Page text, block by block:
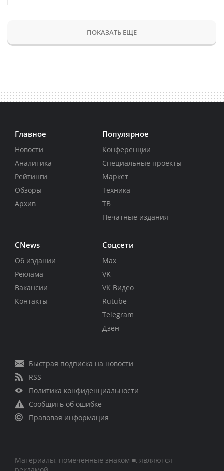
ПОКАЗАТЬ ЕЩЕ
Главное
Новости
Аналитика
Рейтинги
Обзоры
Архив
Популярное
Конференции
Специальные проекты
Маркет
Техника
ТВ
Печатные издания
CNews
Об издании
Реклама
Вакансии
Контакты
Соцсети
Max
VK
VK Видео
Rutube
Telegram
Дзен
Быстрая подписка на новости
RSS
Политика конфиденциальности
Сообщить об ошибке
Правовая информация
Материалы, помеченные знаком ■, являются